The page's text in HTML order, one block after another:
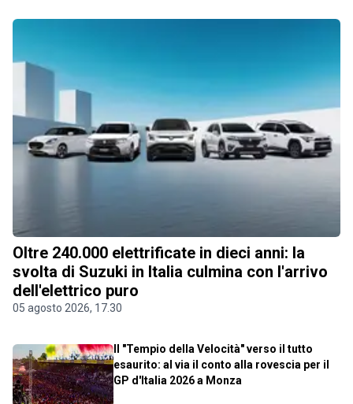
Oltre 240.000 elettrificate in dieci anni: la
svolta di Suzuki in Italia culmina con l'arrivo
dell'elettrico puro
05 agosto 2026, 17.30
Il "Tempio della Velocità" verso il tutto
esaurito: al via il conto alla rovescia per il
GP d'Italia 2026 a Monza